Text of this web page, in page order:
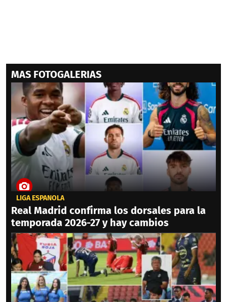
MAS FOTOGALERIAS
LIGA ESPAÑOLA
Real Madrid confirma los dorsales para la
temporada 2026-27 y hay cambios